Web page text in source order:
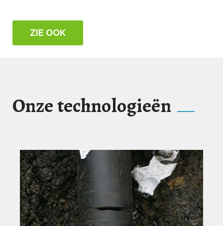
ZIE OOK
Onze technologieën